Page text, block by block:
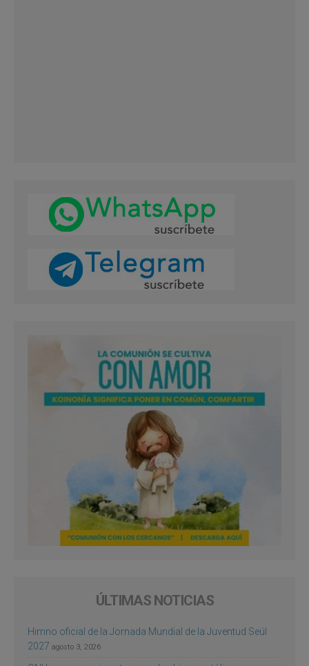
ÚLTIMAS NOTICIAS
Himno oficial de la Jornada Mundial de la Juventud Seúl
2027 agosto 3, 2026